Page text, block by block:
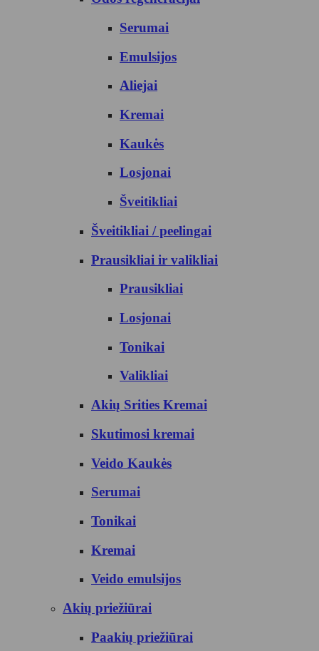
Serumai
Emulsijos
Aliejai
Kremai
Kaukės
Losjonai
Šveitikliai
Šveitikliai / peelingai
Prausikliai ir valikliai
Prausikliai
Losjonai
Tonikai
Valikliai
Akių Srities Kremai
Skutimosi kremai
Veido Kaukės
Serumai
Tonikai
Kremai
Veido emulsijos
Akių priežiūrai
Paakių priežiūrai